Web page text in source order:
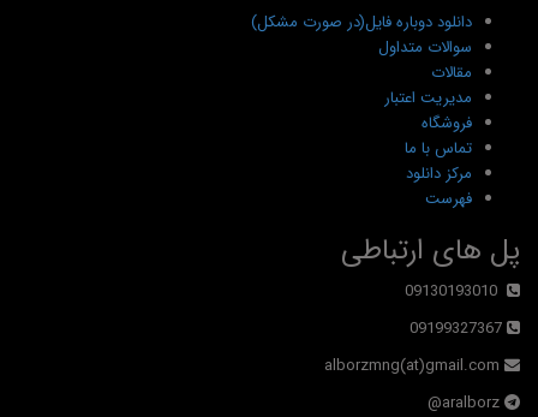
دانلود دوباره فایل(در صورت مشکل)
سوالات متداول
مقالات
مدیریت اعتبار
فروشگاه
تماس با ما
مرکز دانلود
فهرست
پل های ارتباطی
09130193010
09199327367
alborzmng(at)gmail.com
aralborz@